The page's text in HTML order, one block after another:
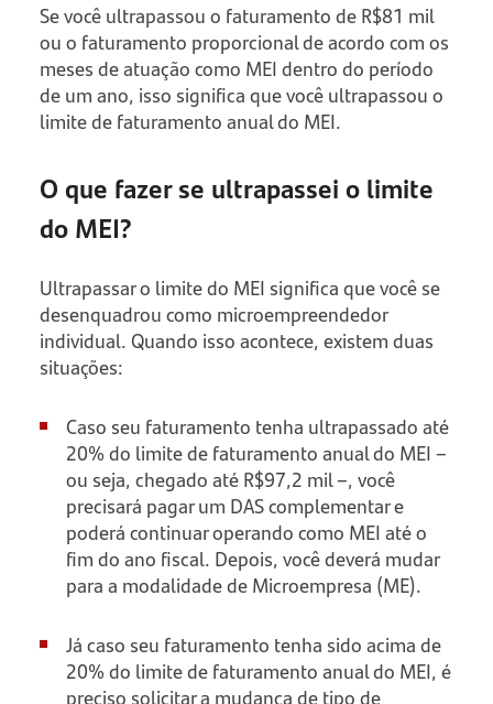
Se você ultrapassou o faturamento de R$81 mil
ou o faturamento proporcional de acordo com os
meses de atuação como MEI dentro do período
de um ano, isso significa que você ultrapassou o
limite de faturamento anual do MEI.
O que fazer se ultrapassei o limite
do MEI?
Ultrapassar o limite do MEI significa que você se
desenquadrou como microempreendedor
individual. Quando isso acontece, existem duas
situações:
Caso seu faturamento tenha ultrapassado até
20% do limite de faturamento anual do MEI –
ou seja, chegado até R$97,2 mil –, você
precisará pagar um DAS complementar e
poderá continuar operando como MEI até o
fim do ano fiscal. Depois, você deverá mudar
para a modalidade de Microempresa (ME).
Já caso seu faturamento tenha sido acima de
20% do limite de faturamento anual do MEI, é
preciso solicitar a mudança de tipo de